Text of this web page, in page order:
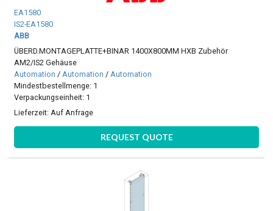
EA1580
IS2-EA1580
ABB
ÜBERD.MONTAGEPLATTE+BINAR 1400X800MM HXB Zubehör
AM2/IS2 Gehäuse
Automation /Automation /Automation
Mindestbestellmenge: 1
Verpackungseinheit: 1
Lieferzeit:Auf Anfrage
REQUEST QUOTE